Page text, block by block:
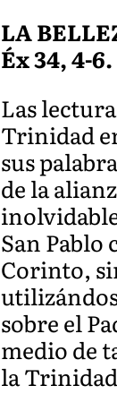
LA
Éx 34, 4-6.
Las
Trinidad
sus
de la
San Pablo
Corinto,
sobre el
medio de
la